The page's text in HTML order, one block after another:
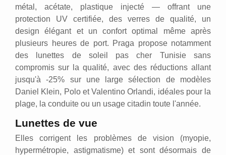
métal, acétate, plastique injecté — offrant une
protection UV certifiée, des verres de qualité, un
design élégant et un confort optimal même après
plusieurs heures de port. Praga propose notamment
des lunettes de soleil pas cher Tunisie sans
compromis sur la qualité, avec des réductions allant
jusqu'à -25% sur une large sélection de modèles
Daniel Klein, Polo et Valentino Orlandi, idéales pour la
plage, la conduite ou un usage citadin toute l'année.
Lunettes de vue
Elles corrigent les problèmes de vision (myopie,
hypermétropie, astigmatisme) et sont désormais de